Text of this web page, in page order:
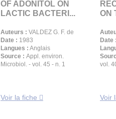
OF ADONITOL ON
LACTIC BACTERI...
Auteurs : VALDEZ G. F. de
Date : 1983
Langues : Anglais
Source : Appl. environ.
Microbiol. - vol. 45 - n. 1
Voir la fiche
ON
Date
vol.
Voir